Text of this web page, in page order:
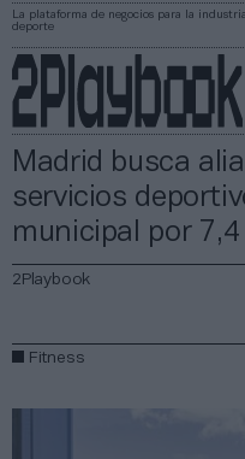
La plataforma de negocios para la
deporte
Madrid busca
servicios
municipal por
2Playbook
Fitness